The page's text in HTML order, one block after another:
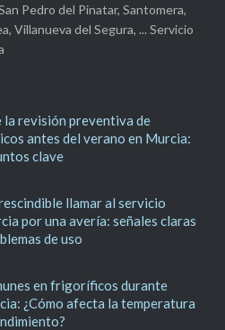
Pedro del Pinatar, Santomera,
Villanueva del Segura, ... Servicio
la revisión preventiva de
antes del verano en Murcia:
clave
llamar al servicio
por una avería: señales claras
de uso
en frigoríficos durante
¿Cómo afecta la temperatura